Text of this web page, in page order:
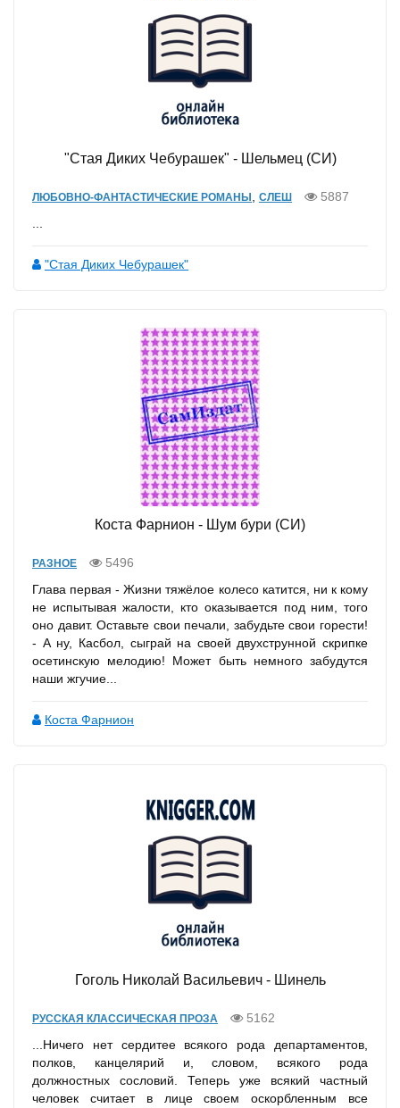
"Стая Диких Чебурашек" - Шельмец (СИ)
ЛЮБОВНО-ФАНТАСТИЧЕСКИЕ РОМАНЫ СЛЕШ
5887
"Стая Диких Чебурашек"
Коста Фарнион - Шум бури (СИ)
РАЗНОЕ
5496
Глава первая - Жизни тяжёлое колесо катится, ни к кому
не испытывая жалости, кто оказывается под ним, того
оно давит. Оставьте свои печали, забудьте свои горести!
- А ну, Касбол, сыграй на своей двухструнной скрипке
осетинскую мелодию! Может быть немного забудутся
наши жгучие...
Коста Фарнион
Гоголь Николай Васильевич - Шинель
РУССКАЯ КЛАССИЧЕСКАЯ ПРОЗА
5162
...Ничего нет сердитее всякого рода департаментов,
полков, канцелярий и, словом, всякого рода
должностных сословий. Теперь уже всякий частный
человек считает в лице своем оскорбленным все